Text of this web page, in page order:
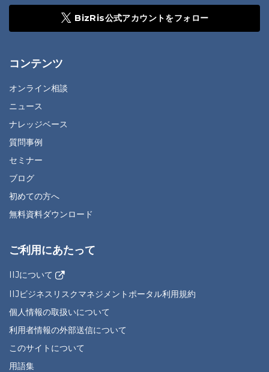
BizRis公式アカウントをフォロー
コンテンツ
オンライン相談
ニュース
ナレッジベース
質問事例
セミナー
ブログ
初めての方へ
無料資料ダウンロード
ご利用にあたって
IIJについて
IIJビジネスリスクマネジメントポータル利用規約
個人情報の取扱いについて
利用者情報の外部送信について
このサイトについて
用語集